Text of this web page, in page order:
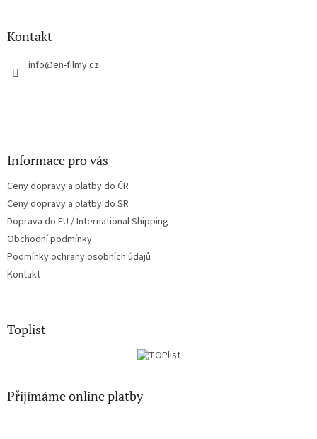
Kontakt
info@en-filmy.cz
Informace pro vás
Ceny dopravy a platby do ČR
Ceny dopravy a platby do SR
Doprava do EU / International Shipping
Obchodní podmínky
Podmínky ochrany osobních údajů
Kontakt
Toplist
Přijímáme online platby